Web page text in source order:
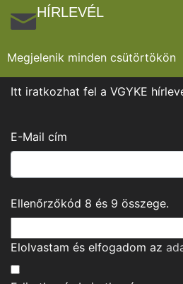
HÍRLEVÉL
Megjelenik minden csütörtökön
Itt iratkozhat fel a VGYKE
E-Mail cím
Ellenőrzőkód 8 és 9 összege.
Elolvastam és elfogadom az